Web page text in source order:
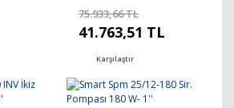
75.933,66 TL
41.763,51 TL
Karşılaştır